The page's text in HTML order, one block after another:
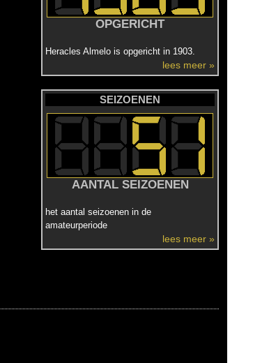
OPGERICHT
Heracles Almelo is opgericht in 1903.
lees meer »
SEIZOENEN
AANTAL SEIZOENEN
het aantal seizoenen in de
amateurperiode
lees meer »